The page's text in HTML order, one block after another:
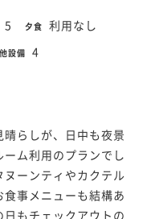
5 夕食 利用なし
設備 4
らしが、日中も夜景
ム利用のプランでし
ーンティやカクテル
事メニューも結構あ
もチェックアウトの